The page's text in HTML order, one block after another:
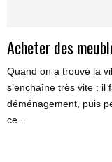
Acheter des
Quand on a trouvé la
s’enchaîne très vite :
déménagement, puis
ce...